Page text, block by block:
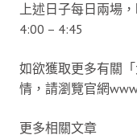
上述日子每日兩場
4:00 – 4:45
如欲獲取更多有關
情，請瀏覽官網
更多相關文章